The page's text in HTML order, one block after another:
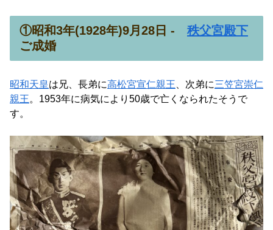
①昭和3年(1928年)9月28日 - 秩父宮殿下
ご成婚
昭和天皇は兄、長弟に高松宮宣仁親王 、次弟に三笠宮崇仁
親王。1953年に病気により50歳で亡くなられたそうで
す。